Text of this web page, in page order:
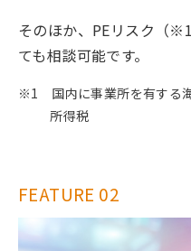
そのほか、PEリスク（
ても相談可能です。
※1 国内に事業所を有する
所得税
FEATURE 02